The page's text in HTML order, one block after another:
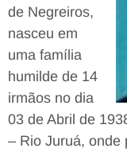
de Negreiros,
nasceu em
uma família
humilde de 14
irmãos no dia
03 de Abril de
– Rio Juruá, onde